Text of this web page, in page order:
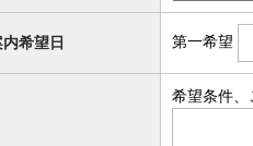
希望日 第一希望
希望条件、